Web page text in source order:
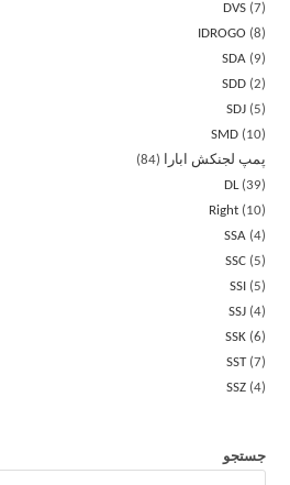
DVS 7
IDROGO
8
SDA
9
SDD 2
SDJ
5
SMD
10
پمپ لجنکش ابارا
84
DL 39
Right
10
SSA 4
SSC
5
SSI
5
SSJ 4
SSK 6
SST 7
SSZ 4
جستجو